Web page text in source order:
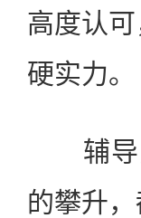
高度认
硬实力。
辅导员
的攀升